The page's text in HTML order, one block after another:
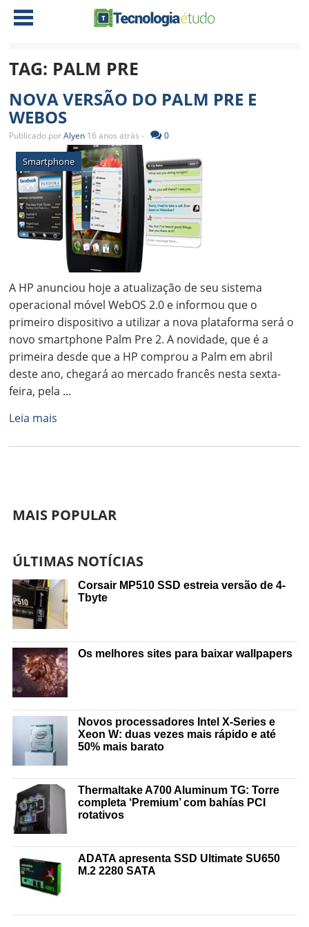
NOTÍCIAS
AMD
INTEL
ATI
NVIDIA
SOFTWARE
NOTEBOOKS
TABLETS
CELULAR
IOS
NOKIA
JOGOS
DOWNLOADS
ANÁLISE
TAG: PALM PRE
NOVA VERSÃO DO PALM PRE E
WEBOS
Publicado porAlyen 16 anos atrás - 0
Smartphone
A HP anunciou hoje a atualização de seu sistema
operacional móvel WebOS 2.0 e informou que o
primeiro dispositivo a utilizar a nova plataforma será o
novo smartphone Palm Pre 2. A novidade, que é a
primeira desde que a HP comprou a Palm em abril
deste ano, chegará ao mercado francês nesta sexta-
feira, pela ...
Leia mais
MAIS POPULAR
ÚLTIMAS NOTÍCIAS
Corsair MP510 SSD estreia versão de 4-
Tbyte
Os melhores sites para baixar wallpapers
Novos processadores Intel X-Series e
Xeon W: duas vezes mais rápido e até
50% mais barato
Thermaltake A700 Aluminum TG: Torre
completa ‘Premium’ com bahías PCI
rotativos
ADATA apresenta SSD Ultimate SU650
M.2 2280 SATA